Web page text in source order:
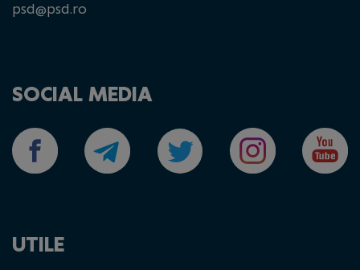
psd@psd.ro
SOCIAL MEDIA
UTILE